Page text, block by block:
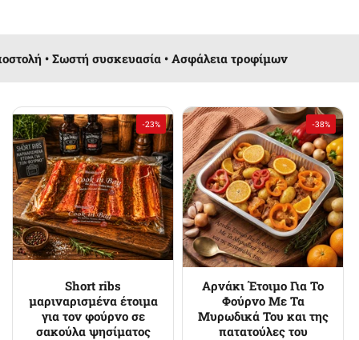
• Ασφάλεια τροφίμων Γρήγορη
Short ribs
μαριναρισμένα έτοιμα
για τον φούρνο σε
σακούλα ψησίματος
-23%
Αρνάκι Έτοιμο Για Το
Φούρνο Με Τα
Μυρωδικά Του και της
πατατούλες του
-38%